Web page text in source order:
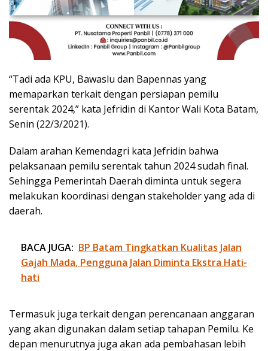
“Tadi ada KPU, Bawaslu dan Bapennas yang
memaparkan terkait dengan persiapan pemilu
serentak 2024,” kata Jefridin di Kantor Wali Kota Batam,
Senin (22/3/2021).
Dalam arahan Kemendagri kata Jefridin bahwa
pelaksanaan pemilu serentak tahun 2024 sudah final.
Sehingga Pemerintah Daerah diminta untuk segera
melakukan koordinasi dengan stakeholder yang ada di
daerah.
BACA JUGA: BP Batam Tingkatkan Kualitas Jalan
Gajah Mada, Pengguna Jalan Diminta Ekstra Hati-
hati
Termasuk juga terkait dengan perencanaan anggaran
yang akan digunakan dalam setiap tahapan Pemilu. Ke
depan menurutnya juga akan ada pembahasan lebih